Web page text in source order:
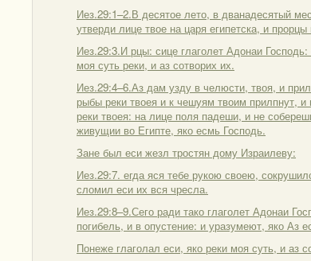
Иез.29:1–2.В десятое лето, в дванадесятый
утверди лице твое на царя египетска, и
Иез.29:3.И рцы: сице глаголет Адонаи
моя суть реки, и аз сотворих их.
Иез.29:4–6.Аз дам узду в челюсти, твоя, и
рыбы реки твоея и к чешуям твоим прилпнут,
реки твоея: на лице поля падеши, и не
живущии во Египте, яко есмь Господь.
Зане был еси жезл тростян дому Израилеву:
Иез.29:7. егда яся тебе рукою своею,
сломил еси их вся чресла.
Иез.29:8–9.Сего ради тако глаголет Адонаи
погибель, и в опустение: и уразумеют, яко Аз
Понеже глаголал еси, яко реки моя суть, и аз